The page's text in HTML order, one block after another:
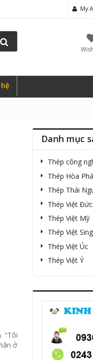
My
“Tôi
ở
Danh mục
Thép công
Thép Hòa
Thép Thái
Thép Việt Đức
Thép Việt Mỹ
Thép Việt Sing
Thép Việt Úc
Thép Việt Ý